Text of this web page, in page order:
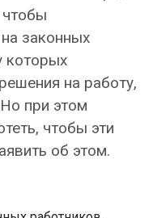
чтобы
законных
которых
на работу,
при этом
чтобы эти
об этом.